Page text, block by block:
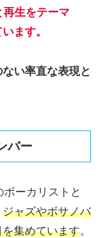
再生をテーマ
ます。
い率直な表現と
バー
ーカリストと
ジャズやボサノバ
集めています。